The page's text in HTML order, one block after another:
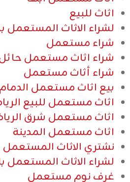
اثاث للبيع
لشراء الاثاث المستعمل
شراء مستعمل
شراء اثاث مستعمل
شراء أثاث مستعمل
بيع اثاث مستعمل الدمام
اثاث مستعمل للبيع
اثاث مستعمل شرق
اثاث مستعمل المدينة
نشتري الاثاث المستعمل
لشراء الاثاث المستعمل
غرف نوم مستعمل